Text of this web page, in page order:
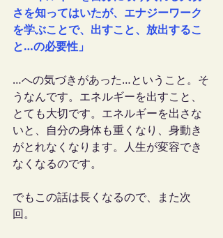
さを知ってはいたが、エナジーワーク
を学ぶことで、出すこと、放出するこ
と…の必要性」
…への気づきがあった…ということ。そ
うなんです。エネルギーを出すこと、
とても大切です。エネルギーを出さな
いと、自分の身体も重くなり、身動き
がとれなくなります。人生が変容でき
なくなるのです。
でもこの話は長くなるので、また次
回。